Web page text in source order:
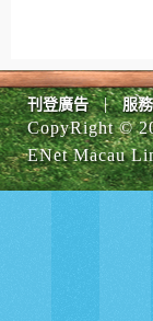
刊登廣告 | 服
CopyRight ©
ENet Macau